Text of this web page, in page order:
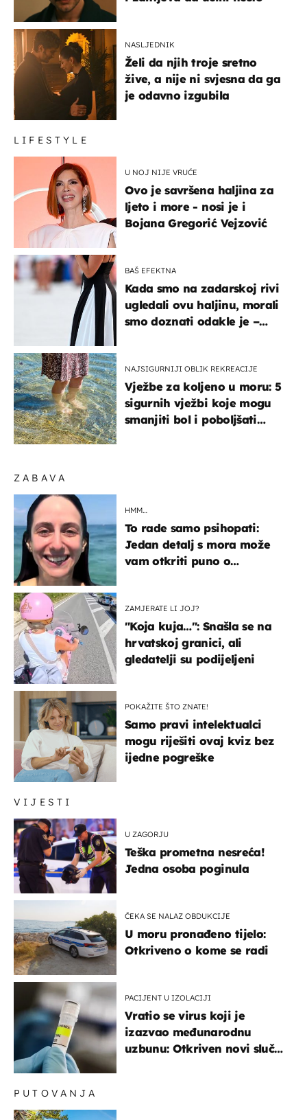
VIJESTI
U ZAGORJU
Teška prometna nesreća!
Jedna osoba poginula
ČEKA SE NALAZ OBDUKCIJE
U moru pronađeno tijelo:
Otkriveno o kome se radi
PACIJENT U IZOLACIJI
Vratio se virus koji je
izazvao međunarodnu
uzbunu: Otkriven novi slučaj
ZABAVA
HMM…
To rade samo psihopati:
Jedan detalj s mora može
vam otkriti puno o
ZAMJERATE LI JOJ?
"Koja kuja…": Snašla se na
hrvatskoj granici, ali
gledatelji su podijeljeni
POKAŽITE ŠTO ZNATE!
Samo pravi intelektualci
mogu riješiti ovaj kviz bez
ijedne pogreške
NASLJEDNIK
Želi da njih troje sretno
žive, a nije ni svjesna da ga
je odavno izgubila
PUTOVANJA
LIFESTYLE
U NOJ NIJE VRUĆE
Ovo je savršena haljina za
ljeto i more - nosi je i
Bojana Gregorić Vejzović
BAŠ EFEKTNA
Kada smo na zadarskoj rivi
ugledali ovu haljinu, morali
smo doznati odakle je –
NAJSIGURNIJI OBLIK REKREACIJE
Vježbe za koljeno u moru: 5
sigurnih vježbi koje mogu
smanjiti bol i poboljšati